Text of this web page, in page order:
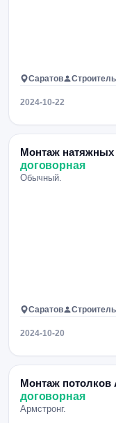
Саратов
2024-10-22
Монтаж натяжных
договорная
Обычный.
Саратов
2024-10-20
Монтаж потолков
договорная
Армстронг.